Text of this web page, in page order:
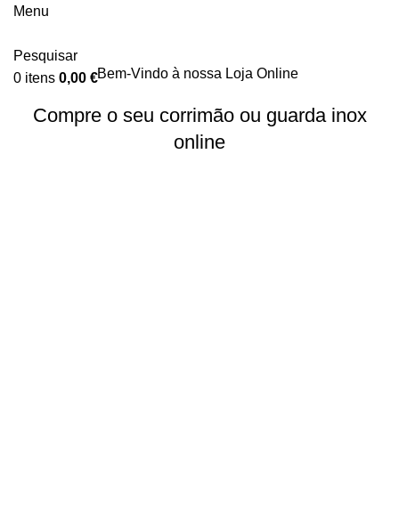
Menu
Pesquisar
0 itens 0,00 €Bem-Vindo à nossa Loja Online
Compre o seu corrimão ou guarda inox
online